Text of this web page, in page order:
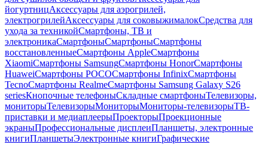
йогуртницАксессуары для аэрогрилей,
электрогрилейАксессуары для соковыжималокСредства для
ухода за техникойСмартфоны, ТВ и
электроникаСмартфоныСмартфоныСмартфоны
восстановленныеСмартфоны AppleСмартфоны
XiaomiСмартфоны SamsungСмартфоны HonorСмартфоны
HuaweiСмартфоны POCOСмартфоны InfinixСмартфоны
TecnoСмартфоны RealmeСмартфоны Samsung Galaxy S26
seriesКнопочные телефоныСкладные смартфоныТелевизоры,
мониторыТелевизорыМониторыМониторы-телевизорыТВ-
приставки и медиаплеерыПроекторыПроекционные
экраныПрофессиональные дисплеиПланшеты, электронные
книгиПланшетыЭлектронные книгиГрафические